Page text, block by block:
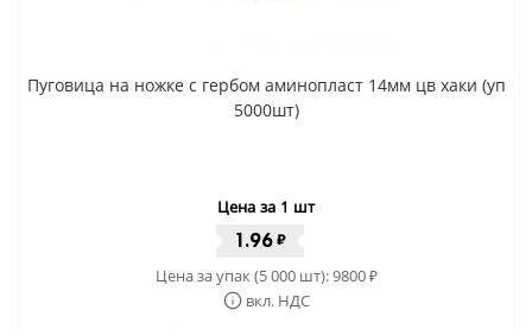
Пуговица на ножке с гербом аминопласт 14мм цв хаки (уп
5000шт)
Цена за 1 шт
1.96₽
Цена за упак (5 000 шт):9800₽
вкл. НДС